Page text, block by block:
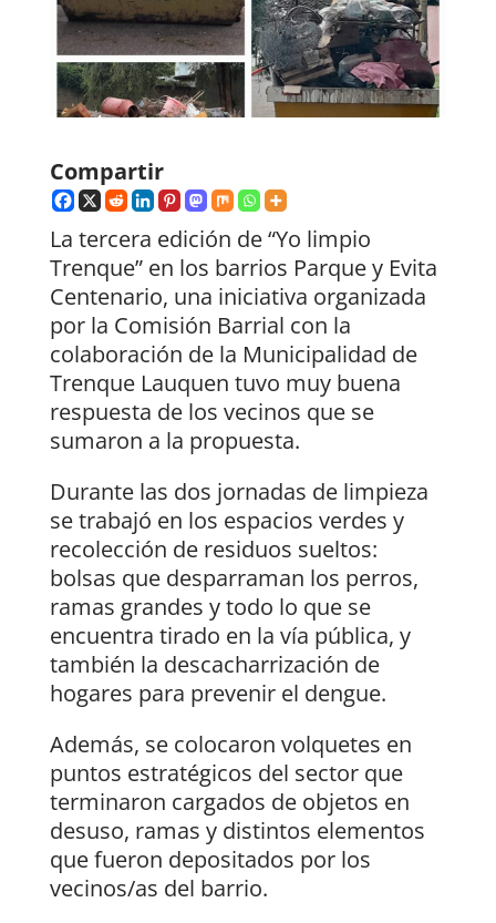
Compartir
La tercera edición de “Yo limpio
Trenque” en los barrios Parque y Evita
Centenario, una iniciativa organizada
por la Comisión Barrial con la
colaboración de la Municipalidad de
Trenque Lauquen tuvo muy buena
respuesta de los vecinos que se
sumaron a la propuesta.
Durante las dos jornadas de limpieza
se trabajó en los espacios verdes y
recolección de residuos sueltos:
bolsas que desparraman los perros,
ramas grandes y todo lo que se
encuentra tirado en la vía pública, y
también la descacharrización de
hogares para prevenir el dengue.
Además, se colocaron volquetes en
puntos estratégicos del sector que
terminaron cargados de objetos en
desuso, ramas y distintos elementos
que fueron depositados por los
vecinos/as del barrio.